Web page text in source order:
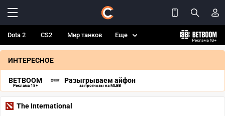
Dota 2 CS2 Мир танков Еще
ИНТЕРЕСНОЕ
BETBOOM
Реклама 18+
Разыгрываем айфон
за прогнозы на MLBB
The International